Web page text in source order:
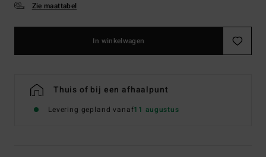
Zie maattabel
In winkelwagen
Thuis of bij een afhaalpunt
Levering gepland vanaf11 augustus